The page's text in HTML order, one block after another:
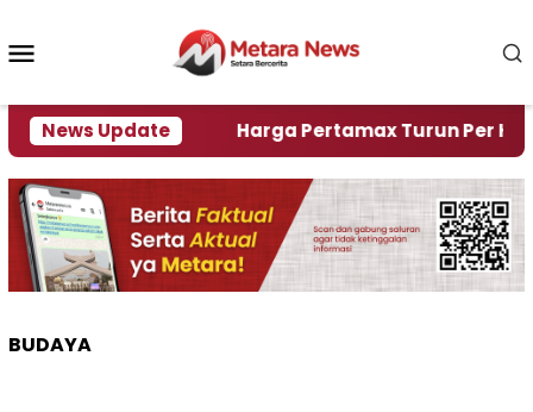
konten
News Update
Krisi Air Harga Pertamax Turun Per Hari Ini,
BUDAYA